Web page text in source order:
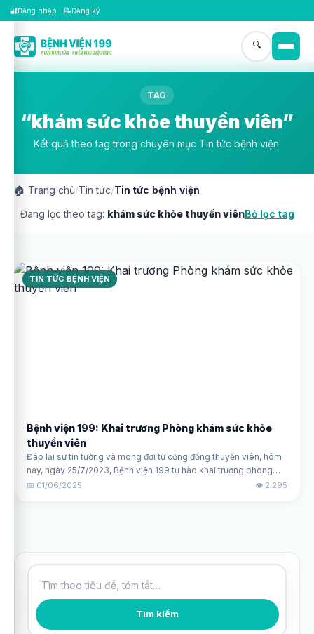
🔐Đăng nhập 📝Đăng ký
🔍
TAG
“khám sức khỏe thuyền viên”
Kết quả theo tag trong chuyên mục Tin tức bệnh viện.
🏠 Trang chủ/Tin tức/Tin tức bệnh viện
Đang lọc theo tag: khám sức khỏe thuyền viênBỏ lọc tag
TIN TỨC BỆNH VIỆN
Bệnh viện 199: Khai trương Phòng khám sức khỏe
thuyền viên
Đáp lại sự tin tưởng và mong đợi từ cộng đồng thuyền viên, hôm
nay, ngày 25/7/2023, Bệnh viện 199 tự hào khai trương phòng
khám bệnh dành riêng cho thuyền viên, lễ khai trương đã diễn ra
📅 01/06/2025 👁️ 2.295
Tìm kiếm bài viết Tìm kiếm